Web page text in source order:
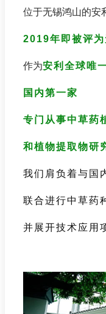
位于无锡鸿山的安
2019年即被评
作为安利全球唯
国内第一家
专门从事中草药
和植物提取物研
我们肩负着与国
联合进行中草药
并展开技术应用